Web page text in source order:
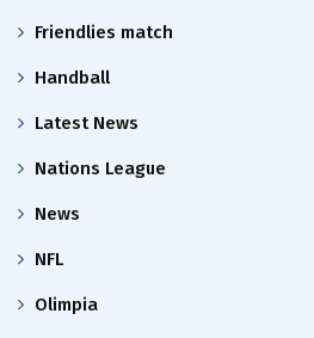
Friendlies match
Handball
Latest News
Nations League
News
NFL
Olimpia